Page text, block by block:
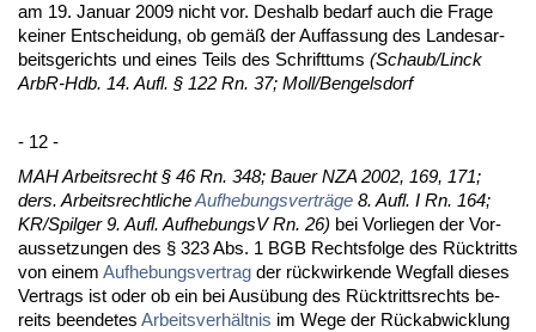
am 19. Ja­nu­ar 2009 nicht vor. Des­halb be­darf auch die Fra­ge
kei­ner Ent­schei­dung, ob gemäß der Auf­fas­sung des Lan­des­ar­
beits­ge­richts und ei­nes Teils des Schrift­tums (Schaub/Linck
ArbR-Hdb. 14. Aufl. § 122 Rn. 37; Moll/Ben­gels­dorf
- 12 -
MAH Ar­beits­recht § 46 Rn. 348; Bau­er NZA 2002, 169, 171;
ders. Ar­beits­recht­li­cheAuf­he­bungs­verträge 8. Aufl. I Rn. 164;
KR/Spil­ger 9. Aufl. Auf­he­bungsV Rn. 26) bei Vor­lie­gen der Vor­
aus­set­zun­gen des § 323 Abs. 1 BGB Rechts­fol­ge des Rück­tritts
von ei­nem Auf­he­bungs­ver­trag der rück­wir­ken­de Weg­fall die­ses
Ver­trags ist oder ob ein bei Ausübung des Rück­tritts­rechts be­
reits be­en­de­tes Ar­beits­verhält­nis im We­ge der Rück­ab­wick­lung